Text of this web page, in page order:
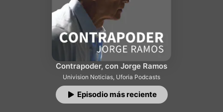
Lo más escuchado
Contrapoder, con Jorge Ramos
Univision Noticias, Uforia Podcasts
Episodio más reciente